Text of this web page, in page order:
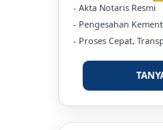
- Akta Notaris Resmi
- Pengesahan
- Proses Cepat,